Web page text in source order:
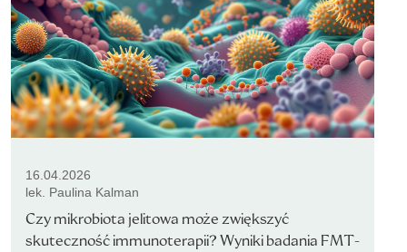
16.04.2026
lek. Paulina Kalman
Czy mikrobiota jelitowa może zwiększyć
skuteczność immunoterapii? Wyniki badania FMT-